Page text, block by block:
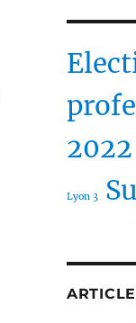
2022
Lyon 3